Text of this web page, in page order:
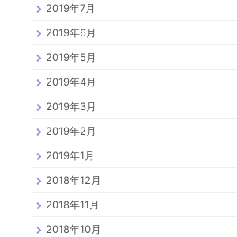
2019年7月
2019年6月
2019年5月
2019年4月
2019年3月
2019年2月
2019年1月
2018年12月
2018年11月
2018年10月